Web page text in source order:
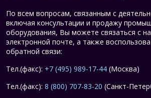
По всем вопросам, связанным с
включая консультации и продажу
оборудования, Вы можете связаться с
электронной почте, а также
обратной связи:
Тел.(факс): +7 (495) 989-17-44 (Москва)
Тел.(факс): 8 (800) 707-83-20 (Санкт-